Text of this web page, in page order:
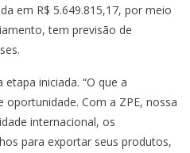
em R$ 5.649.815,17, por meio
tem previsão de
iniciada. “O que a
Com a ZPE, nossa
internacional, os
para exportar seus produtos,